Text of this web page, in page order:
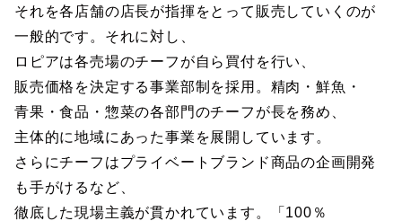
それを各店舗の店長が指揮をとって販売していくのが
一般的です。それに対し、
ロピアは各売場のチーフが自ら買付を行い、
販売価格を決定する事業部制を採用。精肉・鮮魚・
青果・食品・惣菜の各部門のチーフが長を務め、
主体的に地域にあった事業を展開しています。
さらにチーフはプライベートブランド商品の企画開発
も手がけるなど、
徹底した現場主義が貫かれています。「100％